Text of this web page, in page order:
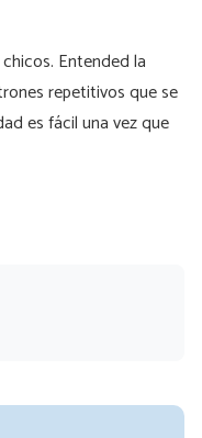
Entended la
repetitivos que se
es fácil una vez que